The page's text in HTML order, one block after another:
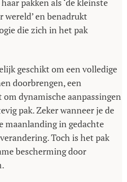
pakken als ‘de kleinste
en benadrukt
die zich in het pak
geschikt om een volledige
doorbrengen, een
dynamische aanpassingen
pak. Zeker wanneer je de
maanlanding in gedachte
Toch is het pak
bescherming door